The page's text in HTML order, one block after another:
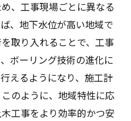
、工事現場ごとに異なる
、地下水位が高い地域で
取り入れることで、工事
ボーリング技術の進化に
えるようになり、施工計
のように、地域特性に応
工事をより効率的かつ安